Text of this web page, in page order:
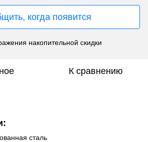
когда появится
накопительной скидки
К сравнению
сталь